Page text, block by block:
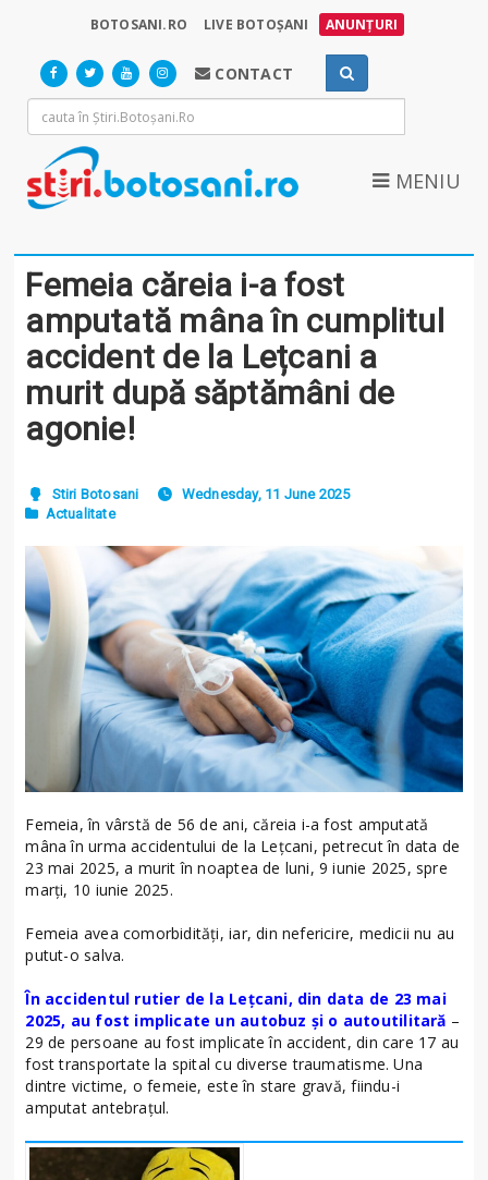
BOTOSANI.RO LIVE BOTOȘANI ANUNȚURI
CONTACT
MENIU
Femeia căreia i-a fost
amputată mâna în cumplitul
accident de la Lețcani a
murit după săptămâni de
agonie!
Stiri Botosani
Wednesday, 11 June 2025
Actualitate
Femeia, în vârstă de 56 de ani, căreia i-a fost amputată
mâna în urma accidentului de la Lețcani, petrecut în data de
23 mai 2025, a murit în noaptea de luni, 9 iunie 2025, spre
marți, 10 iunie 2025.
Femeia avea comorbidități, iar, din nefericire, medicii nu au
putut-o salva.
În accidentul rutier de la Lețcani, din data de 23 mai
2025, au fost implicate un autobuz și o autoutilitară –
29 de persoane au fost implicate în accident, din care 17 au
fost transportate la spital cu diverse traumatisme. Una
dintre victime, o femeie, este în stare gravă, fiindu-i
amputat antebrațul.